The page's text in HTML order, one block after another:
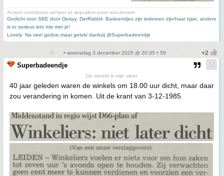
Actioni contrariam semper et æqualem esse reactionem
Gedicht voor SBE door Deisyy, DerRabbit: Badeendjes zijn iedereen zijn/haar type, anders
is er serieus iets mis met je!
Lovely: Na veel gedoe,maar gelukt dankzij @Superbadeendje
• woensdag 3 december 2025 @ 20:35 • 59
Superbadeendje
De wereld is mijn vijver
40 jaar geleden waren de winkels om 18.00 uur dicht, maar daar
zou verandering in komen. Uit de krant van 3-12-1985